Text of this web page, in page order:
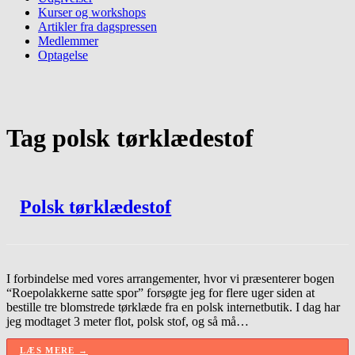
Kurser og workshops
Artikler fra dagspressen
Medlemmer
Optagelse
Tag polsk tørklædestof
Polsk tørklædestof
I forbindelse med vores arrangementer, hvor vi præsenterer bogen
“Roepolakkerne satte spor” forsøgte jeg for flere uger siden at
bestille tre blomstrede tørklæde fra en polsk internetbutik. I dag har
jeg modtaget 3 meter flot, polsk stof, og så må…
LÆS MERE →